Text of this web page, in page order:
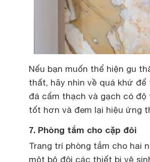
Nếu bạn muốn thể hiện gu
thất, hãy nhìn về quá khứ
đá cẩm thạch và gạch có
tốt hơn và đem lại hiệu ứng
7. Phòng tắm cho cặp đôi
Trang trí phòng tắm cho hai
một bộ đôi các thiết bị vệ